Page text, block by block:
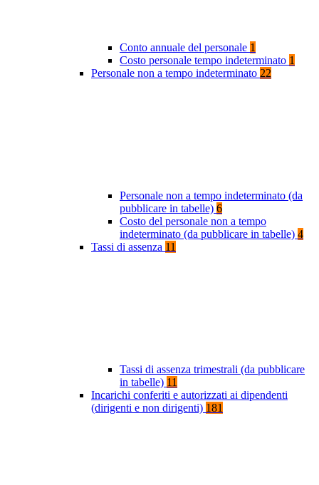
Conto annuale del personale 1
Costo personale tempo indeterminato 1
Personale non a tempo indeterminato 22
Personale non a tempo indeterminato (da
pubblicare in tabelle) 6
Costo del personale non a tempo
indeterminato (da pubblicare in tabelle) 4
Tassi di assenza 11
Tassi di assenza trimestrali (da pubblicare
in tabelle) 11
Incarichi conferiti e autorizzati ai dipendenti
(dirigenti e non dirigenti) 181